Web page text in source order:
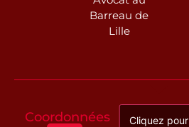
Barreau de
Lille
Coordonnées
Cliquez pour